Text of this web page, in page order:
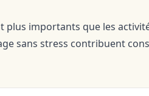
plus importants que les
sans stress contribuent